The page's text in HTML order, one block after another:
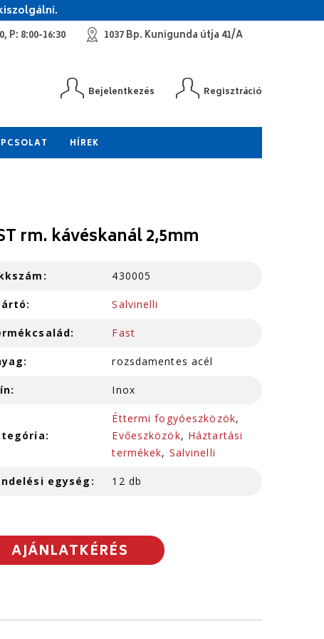
P: 8:00-16:30 1037 Bp. Kunigunda útja 41/A
Bejelentkezés Regisztráció
HÍREK
rm. kávéskanál 2,5mm
430005
Salvinelli
Fast
rozsdamentes acél
Inox
Éttermi fogyóeszközök,
Evőeszközök, Háztartási
termékek, Salvinelli
egység: 12 db
AJÁNLATKÉRÉS